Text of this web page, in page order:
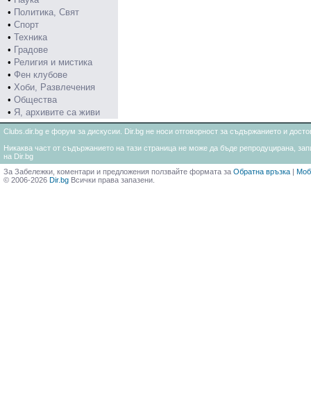
• Политика, Свят
• Спорт
• Техника
• Градове
• Религия и мистика
• Фен клубове
• Хоби, Развлечения
• Общества
• Я, архивите са живи
Clubs.dir.bg е форум за дискусии. Dir.bg не носи отговорност за съдържанието и
Никаква част от съдържанието на тази страница не може да бъде репродуцирана,
на Dir.bg
За Забележки, коментари и предложения ползвайте формата за Обратна връзка |
© 2006-2026 Dir.bg Всички права запазени.